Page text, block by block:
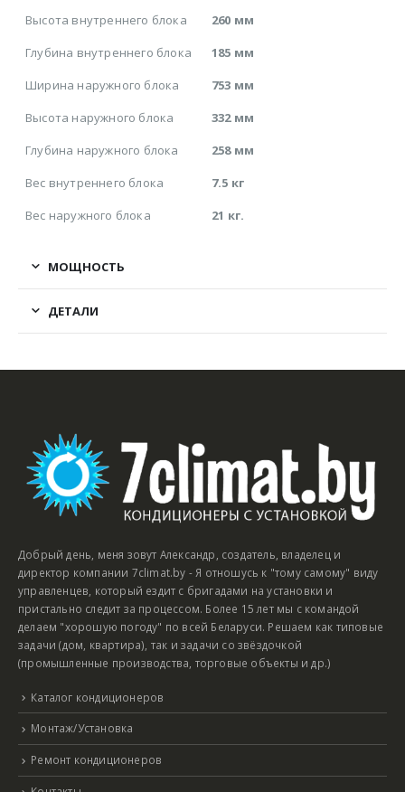
Высота внутреннего блока
260 мм
Глубина внутреннего блока
185 мм
Ширина наружного блока
753 мм
Высота наружного блока
332 мм
Глубина наружного блока
258 мм
Вес внутреннего блока
7.5 кг
Вес наружного блока
21 кг.
МОЩНОСТЬ
ДЕТАЛИ
Добрый день, меня зовут Александр, создатель, владелец и
директор компании 7climat.by - Я отношусь к "тому самому" виду
управленцев, который ездит с бригадами на установки и
пристально следит за процессом. Более 15 лет мы с командой
делаем "хорошую погоду" по всей Беларуси. Решаем как типовые
задачи (дом, квартира), так и задачи со звёздочкой
(промышленные производства, торговые объекты и др.)
Каталог кондиционеров
Монтаж/Установка
Ремонт кондиционеров